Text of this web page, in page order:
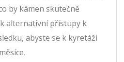
by kámen skutečně
alternativní přístupy k
abyste se k kyretáži